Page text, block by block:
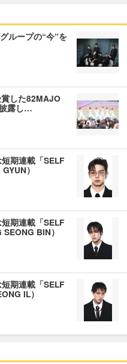
ループの“今”を
した82MAJO
露し…
期連載「SELF
）
期連載「SELF
BIN）
期連載「SELF
IL）